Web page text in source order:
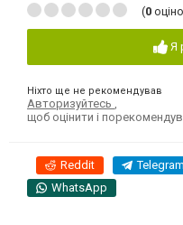
(0
Я
Ніхто ще не рекомендував
Авторизуйтесь ,
щоб оцінити і
Reddit Telegram
WhatsApp